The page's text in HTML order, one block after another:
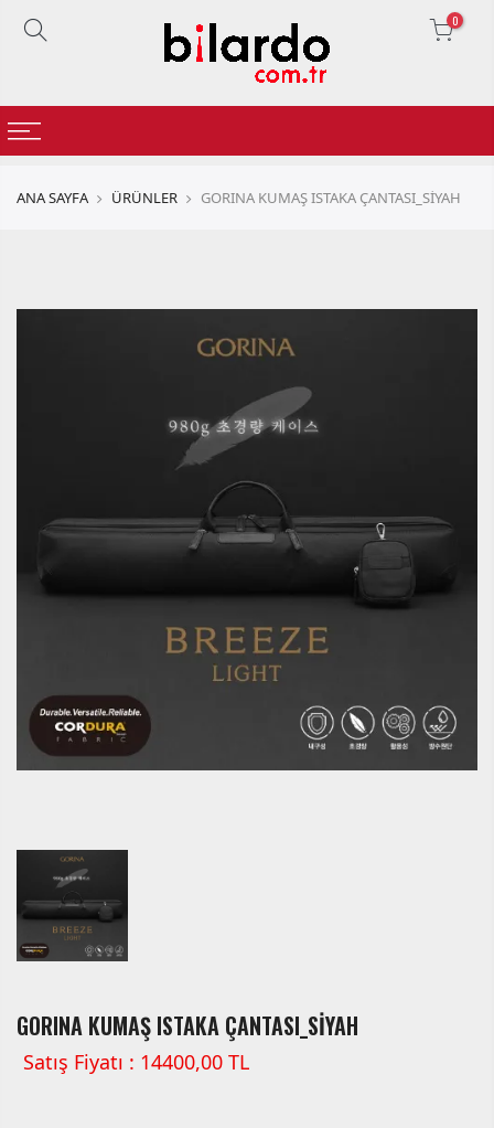
0
ANA SAYFA ÜRÜNLER GORINA KUMAŞ ISTAKA ÇANTASI_SİYAH
GORINA KUMAŞ ISTAKA ÇANTASI_SİYAH
Satış Fiyatı : 14400,00 TL